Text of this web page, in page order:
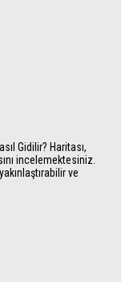
Gidilir? Haritası,
incelemektesiniz.
ve